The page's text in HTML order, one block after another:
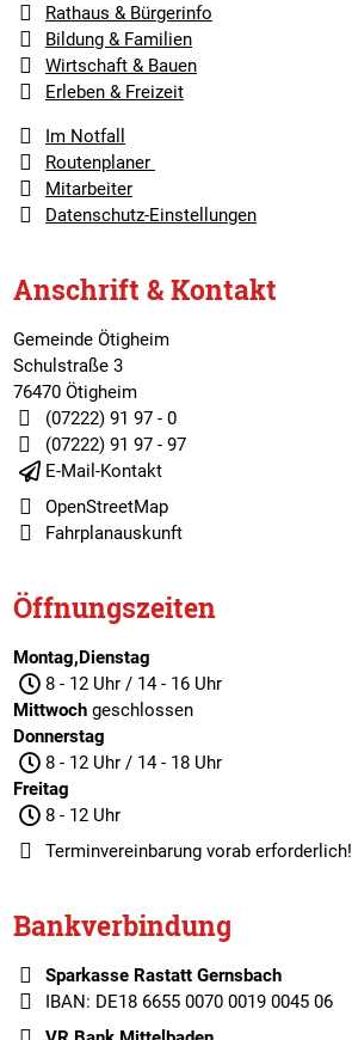
Rathaus & Bürgerinfo
Bildung & Familien
Wirtschaft & Bauen
Erleben & Freizeit
Im Notfall
Routenplaner
Mitarbeiter
Datenschutz-Einstellungen
Anschrift & Kontakt
Gemeinde Ötigheim
Schulstraße 3
76470 Ötigheim
(07222) 91 97 - 0
(07222) 91 97 - 97
E-Mail-Kontakt
OpenStreetMap
Fahrplanauskunft
Öffnungszeiten
Montag,Dienstag
8 - 12 Uhr / 14 - 16 Uhr
Mittwochgeschlossen
Donnerstag
8 - 12 Uhr / 14 - 18 Uhr
Freitag
8 - 12 Uhr
Terminvereinbarungvorab erforderlich!
Bankverbindung
Sparkasse Rastatt Gernsbach
IBAN: DE18 6655 0070 0019 0045 06